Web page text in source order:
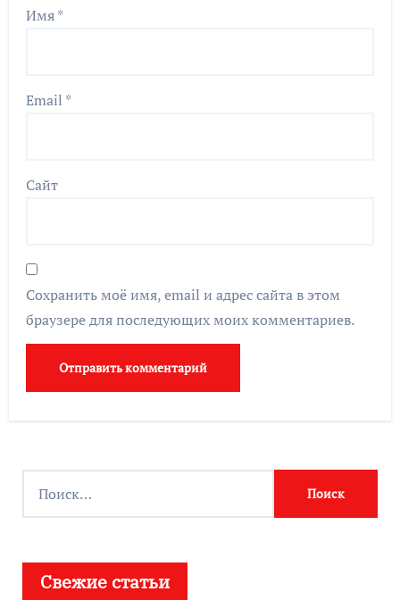
Имя*
Email *
Сайт
Сохранить моё имя, email и адрес сайта в этом
браузере для последующих моих комментариев.
Свежие статьи